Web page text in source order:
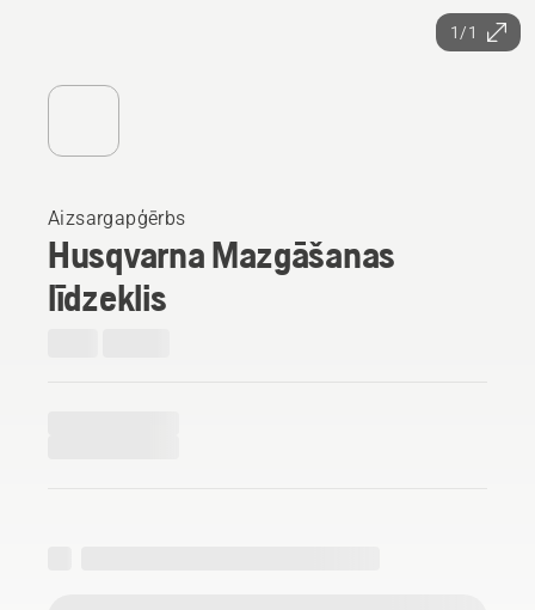
1/1
Aizsargapģērbs
Husqvarna Mazgāšanas
līdzeklis